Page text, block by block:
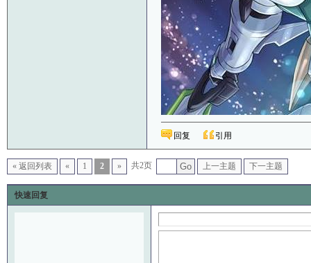
回复 引用
« 返回列表 « 1 2 » 共2页 Go 上一主题 下一主题
快速回复